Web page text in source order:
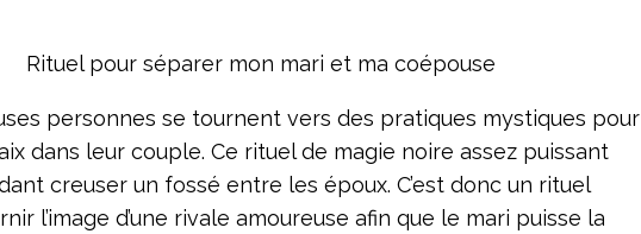
Rituel pour séparer mon mari et ma coépouse
personnes se tournent vers des pratiques mystiques pour
dans leur couple. Ce rituel de magie noire assez puissant
creuser un fossé entre les époux. C’est donc un rituel
l’image d’une rivale amoureuse afin que le mari puisse la